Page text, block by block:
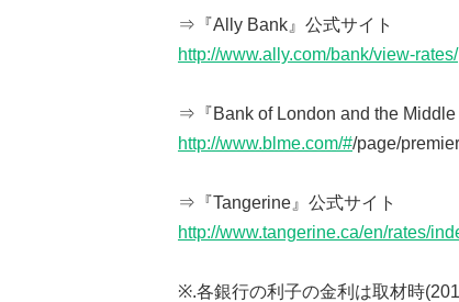
⇒『Ally Bank』公式サイト
http://www.ally.com/bank/view-rates/
⇒『Bank of London and the Middle
http://www.blme.com/#/page/
⇒『Tangerine』公式サイト
http://www.tangerine.ca/en/rates/
※.各銀行の利子の金利は取材時